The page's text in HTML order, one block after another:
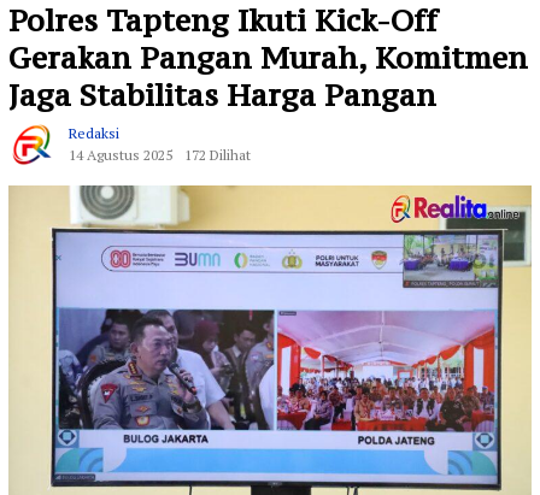
Polres Tapteng Ikuti Kick-Off
Gerakan Pangan Murah, Komitmen
Jaga Stabilitas Harga Pangan
Redaksi
14 Agustus 2025
172 Dilihat